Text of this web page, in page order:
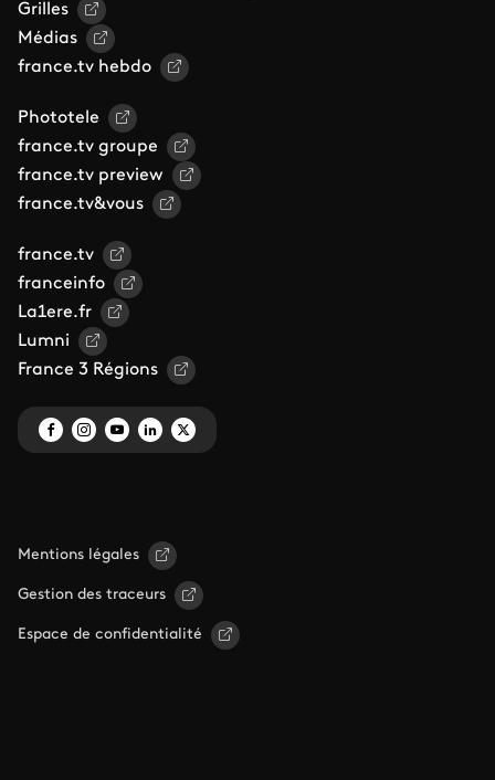
Grilles
Médias
france.tv hebdo
Phototele
france.tv groupe
france.tv preview
france.tv&vous
france.tv
franceinfo
La1ere.fr
Lumni
France 3 Régions
Mentions légales
Gestion des traceurs
Espace de confidentialité